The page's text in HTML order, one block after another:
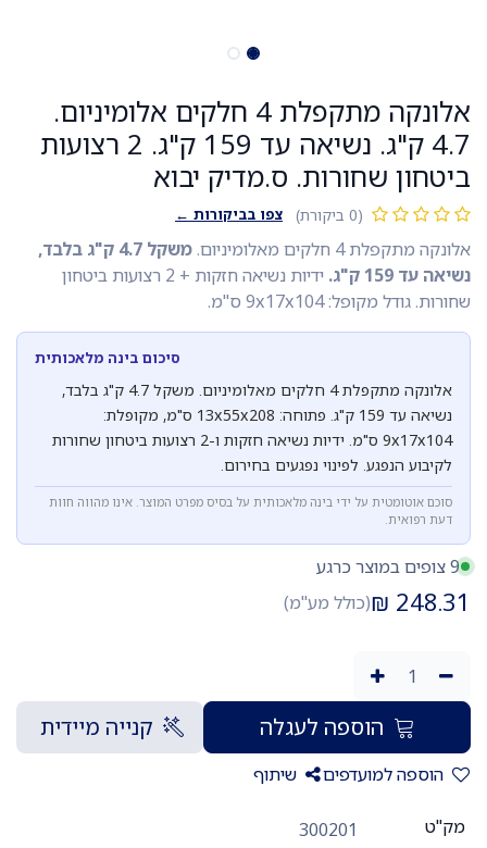
אלונקה מתקפלת 4 חלקים אלומיניום.
4.7 ק"ג. נשיאה עד 159 ק"ג. 2 רצועות
ביטחון שחורות. ס.מדיק יבוא
(0 ביקורת) צפו בביקורות ←
אלונקה מתקפלת 4 חלקים מאלומיניום.
משקל 4.7 ק"ג בלבד,
נשיאה עד 159 ק"ג.
ידיות נשיאה חזקות + 2 רצועות ביטחון
שחורות. גודל מקופל: 9x17x104 ס"מ.
סיכום בינה מלאכותית
אלונקה מתקפלת 4 חלקים מאלומיניום. משקל 4.7 ק"ג בלבד,
נשיאה עד 159 ק"ג. פתוחה: 13x55x208 ס"מ, מקופלת:
9x17x104 ס"מ. ידיות נשיאה חזקות ו-2 רצועות ביטחון שחורות
לקיבוע הנפגע. לפינוי נפגעים בחירום.
סוכם אוטומטית על ידי בינה מלאכותית על בסיס מפרט המוצר. אינו מהווה חוות
דעת רפואית.
9 צופים במוצר כרגע
248.31
₪(כולל מע"מ)
הוספה לעגלה קנייה מיידית
הוספה למועדפים שיתוף
מק"ט
300201